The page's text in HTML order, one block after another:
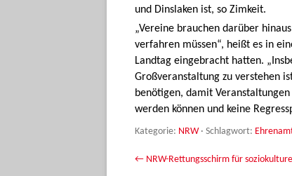
und Dinslaken ist, so Zimkeit.
„Vereine brauchen darüber
verfahren müssen“, heißt es in
Landtag eingebracht hatten.
Großveranstaltung zu verstehen
benötigen, damit
werden können und keine
Kategorie: NRW· Schlagwort:
Beitrags-Navigation
← NRW-Rettungsschirm für